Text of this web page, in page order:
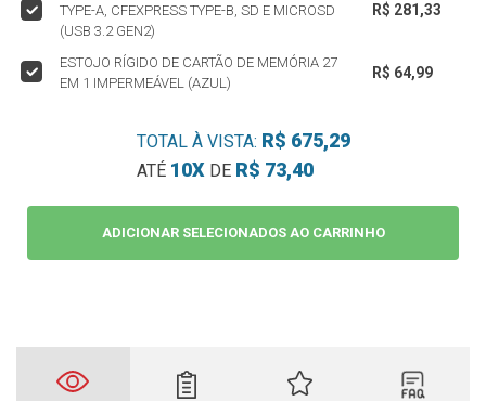
TYPE-A, CFEXPRESS TYPE-B, SD E MICROSD
(USB 3.2 GEN2)
R$ 281,33
ESTOJO RÍGIDO DE CARTÃO DE MEMÓRIA 27
EM 1 IMPERMEÁVEL (AZUL)
R$ 64,99
ADICIONAR SELECIONADOS AO CARRINHO
TOTAL À VISTA: R$ 675,29
ATÉ 10XDE R$ 73,40